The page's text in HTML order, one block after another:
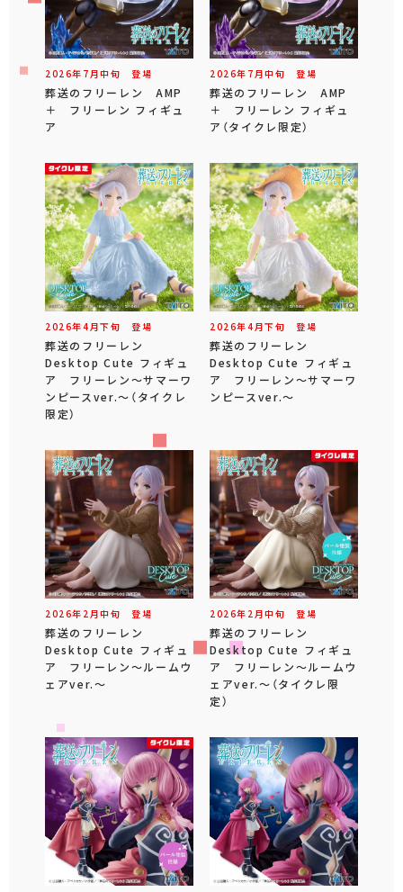
2026年 7 月中旬 登場
葬送のフリーレン AMP
＋ フリーレン フィギュ
ア
2026年 7 月中旬 登場
葬送のフリーレン AMP
＋ フリーレン フィギュ
ア（タイクレ限定）
2026年4 月下旬 登場
葬送のフリーレン
Desktop Cute フィギュ
ア フリーレン～サマーワ
ンピースver.～（タイクレ
限定）
2026年4 月下旬 登場
葬送のフリーレン
Desktop Cute フィギュ
ア フリーレン～サマーワ
ンピースver.～
2026年 2 月中旬 登場
葬送のフリーレン
Desktop Cute フィギュ
ア フリーレン～ルームウ
ェアver.～
2026年 2 月中旬 登場
葬送のフリーレン
Desktop Cute フィギュ
ア フリーレン～ルームウ
ェアver.～（タイクレ限
定）